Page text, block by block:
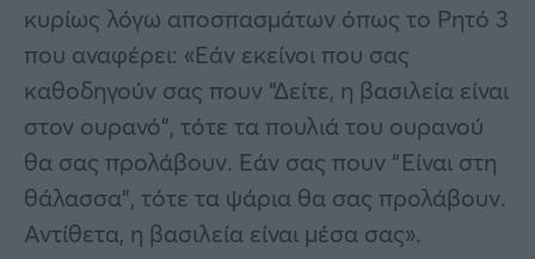
κυρίως λόγω αποσπασμάτων όπως το Ρητό 3
που αναφέρει: «Εάν εκείνοι που σας
καθοδηγούν σας πουν “Δείτε, η βασιλεία είναι
στον ουρανό”, τότε τα πουλιά του ουρανού
θα σας προλάβουν. Εάν σας πουν “Είναι στη
θάλασσα”, τότε τα ψάρια θα σας προλάβουν.
Αντίθετα, η βασιλεία είναι μέσα σας».